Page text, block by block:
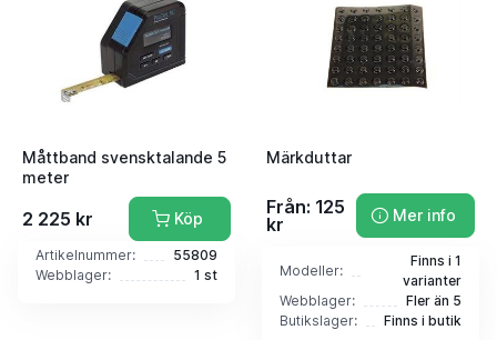
Måttband svensktalande 5
meter
2 225 kr Köp
Artikelnummer:
55809
Webblager:
1 st
Märkduttar
Från: 125
kr
Mer info
Modeller:
Finns i 1
varianter
Webblager:
Fler än 5
Butikslager:
Finns i butik